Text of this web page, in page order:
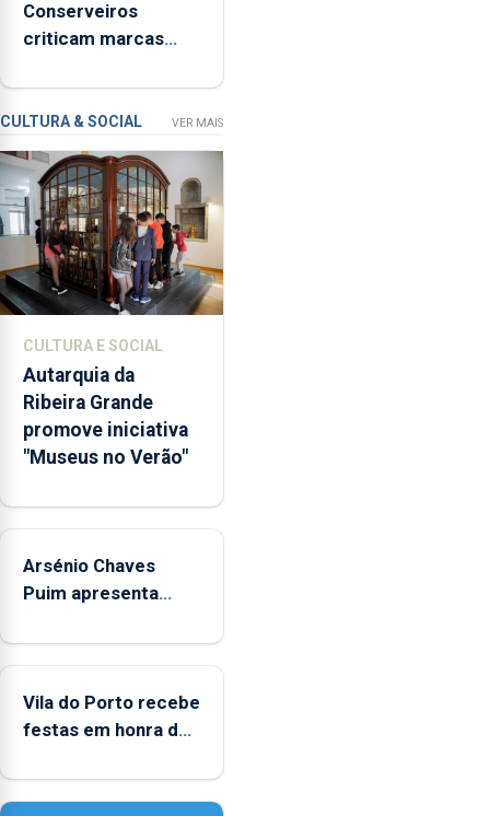
de
Ser”
a
prevenção
primária
da
violência
doméstica,
através
da
promoção
competências
pessoais,
emocionais
e
sociais
das
Conserveiros
criticam marcas
Marca Açores
CULTURA & SOCIAL VER MAIS
CULTURA E SOCIAL
Autarquia da
Ribeira Grande
promove iniciativa
"Museus no Verão"
Arsénio Chaves
Puim apresenta
de Vila do Porto
Vila do Porto recebe
festas em honra de
Assunção